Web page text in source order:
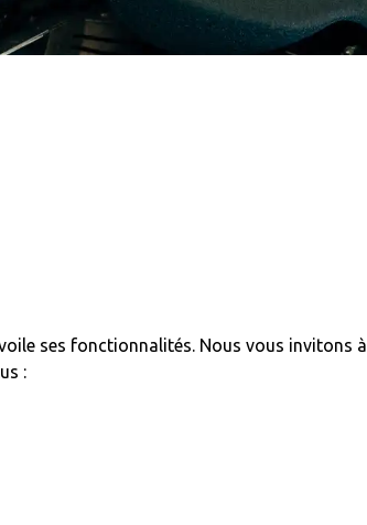
ses fonctionnalités. Nous vous invitons à
: